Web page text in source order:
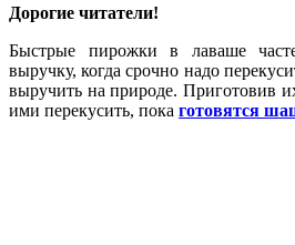
Дорогие читатели!
Быстрые пирожки в лаваше
выручку, когда срочно надо
выручить на природе. Приготовив
ими перекусить, пока готовятся